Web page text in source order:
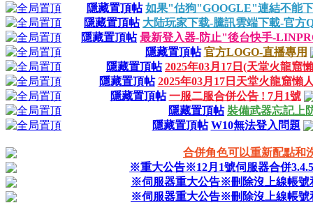
隱藏置頂帖 如果"估狗"GOOGLE"連結不能
隱藏置頂帖 大陆玩家下载-騰訊雲端下載-官方
隱藏置頂帖 最新登入器-防止"後台快手-
隱藏置頂帖 官方LOGO-直播專用
隱藏置頂帖 2025年03月17日(天堂火龍窟
隱藏置頂帖 2025年03月17日天堂火龍窟懶
隱藏置頂帖 一服二服合併公告 ! 7月1號
隱藏置頂帖 裝備武器忘記上
隱藏置頂帖 W10無法登入問題
合併角色可以重新配點和
※重大公告※12月1號伺服器合併
※伺服器重大公告※刪除沒上線帳號
※伺服器重大公告※刪除沒上線帳號